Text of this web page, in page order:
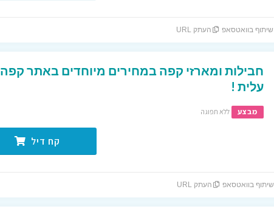
שיתוף בוואטסאפ העתק URL
חבילות ומארזי קפה במחירים מיוחדים באתר קפה
עלית !
מבצע ללא תפוגה
קח דיל
שיתוף בוואטסאפ העתק URL